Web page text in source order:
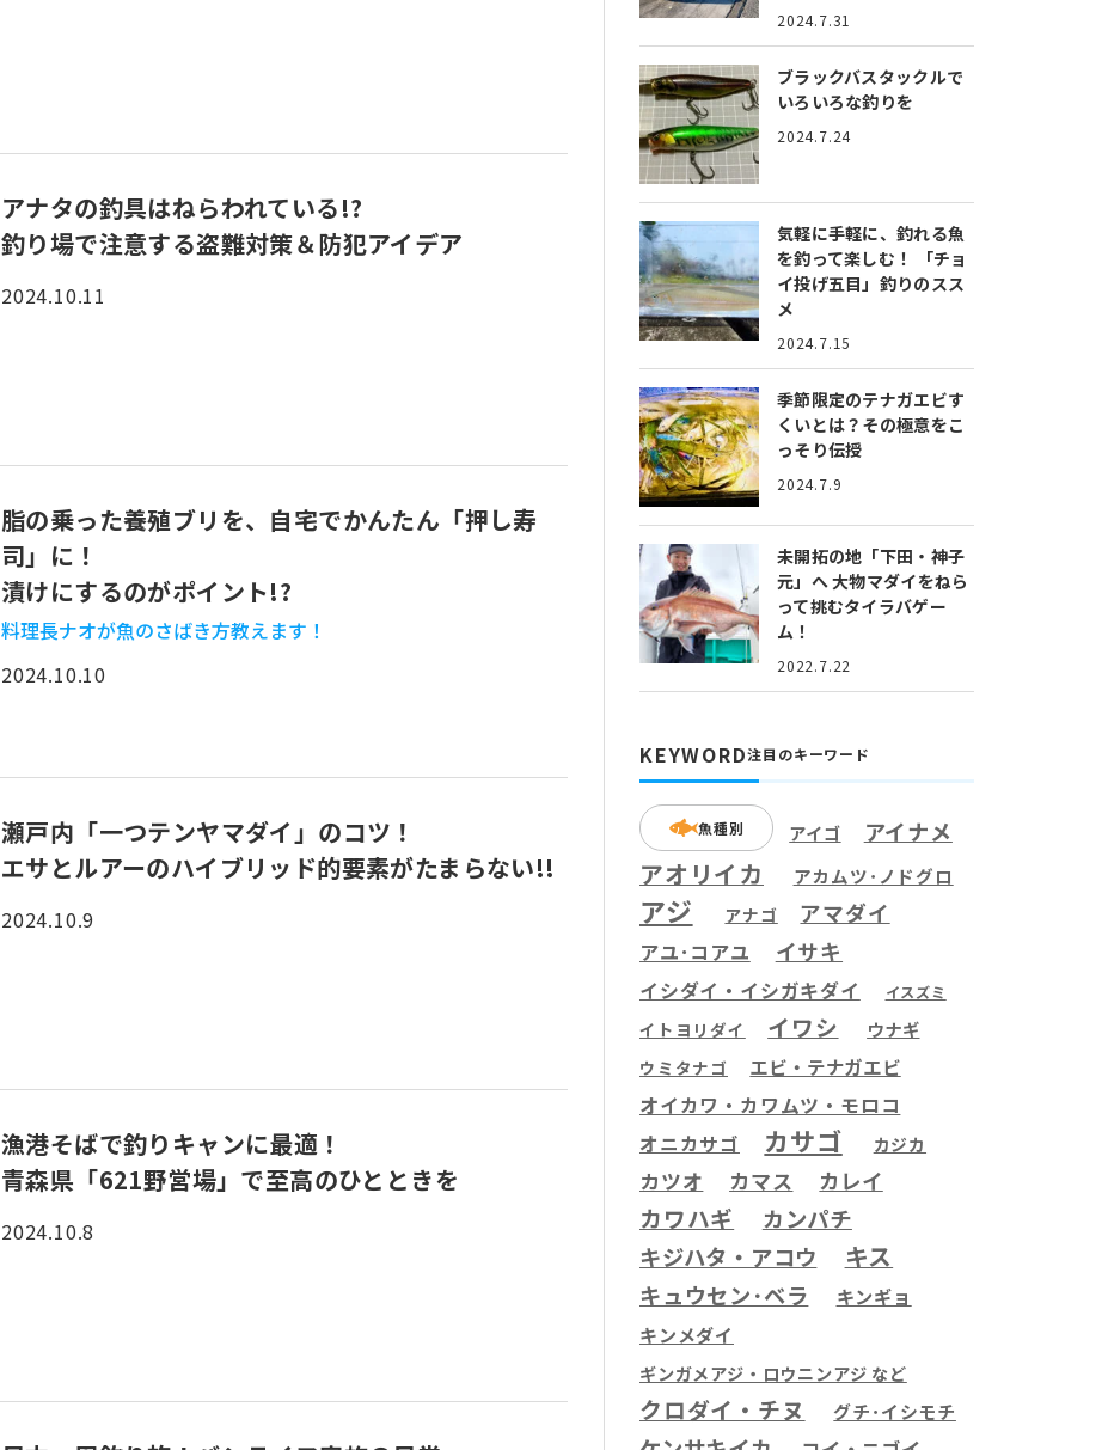
アナタの釣具はねらわれている!?
釣り場で注意する盗難対策＆防犯アイデア
2024.10.11
脂の乗った養殖ブリを、自宅でかんたん「押し寿
司」に！
漬けにするのがポイント!?
料理長ナオが魚のさばき方教えます！
2024.10.10
瀬戸内「一つテンヤマダイ」のコツ！
エサとルアーのハイブリッド的要素がたまらない!!
2024.10.9
漁港そばで釣りキャンに最適！
青森県「621野営場」で至高のひとときを
2024.10.8
2024.7.31
ブラックバスタックルで
いろいろな釣りを
2024.7.24
気軽に手軽に、釣れる魚
を釣って楽しむ！
「チョ
イ投げ五目」釣りのスス
メ
2024.7.15
季節限定のテナガエビす
くいとは？ その極意をこ
っそり伝授
2024.7.9
未開拓の地「下田・神子
元」へ大物マダイをねら
って挑むタイラバゲー
ム！
2022.7.22
KEYWORD注目のキーワード
魚種別 アイゴ アイナメ
アオリイカ アカムツ･ノドグロ
アジ アナゴ アマダイ
アユ･コアユ イサキ
イシダイ・イシガキダイ イスズミ
イトヨリダイ イワシ ウナギ
ウミタナゴ エビ・テナガエビ
オイカワ・カワムツ・モロコ
オニカサゴ カサゴ カジカ
カツオ カマス カレイ
カワハギ
カンパチ
キジハタ・アコウ
キス
キュウセン･ベラ キンギョ
キンメダイ
ギンガメアジ・ロウニンアジ など
クロダイ・チヌ グチ･イシモチ